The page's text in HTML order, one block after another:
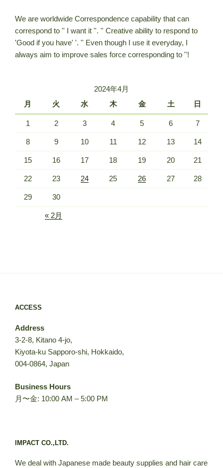
We are worldwide Correspondence capability that can
correspond to '' I want it ''. '' Creative ability to respond to
'Good if you have' '. '' Even though I use it everyday, I
always aim to improve sales force corresponding to ''!
2024年4月
月
火 水 木 金 土 日
1 2 3 4 5 6 7
8 9 10 11 12 13 14
15 16 17 18 19 20 21
22 23 24 25 26 27 28
29 30
« 2月
ACCESS
Address
3-2-8, Kitano 4-jo,
Kiyota-ku Sapporo-shi, Hokkaido,
004-0864, Japan
Business Hours
月〜金: 10:00 AM – 5:00 PM
IMPACT CO.,LTD.
We deal with Japanese made beauty supplies and hair care